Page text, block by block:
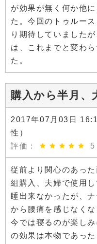
が効果が無く何か他
た。今回のトゥルー
り期待していました
は、これまでと変わ
た。
購入から半月、
2017年07月03日
性）
評価：
5
従前より関心のあっ
組購入、夫婦で使用
睡出来なかったが、
から腰痛を感じなく
今では寝るのが楽し
の効果は本物であっ